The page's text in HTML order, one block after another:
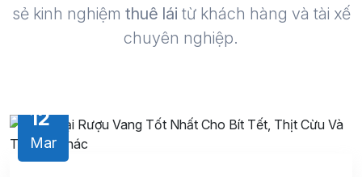
sẻ kinh nghiệm thuê lái từ khách hàng và tài xế
chuyên nghiệp.
12
Mar